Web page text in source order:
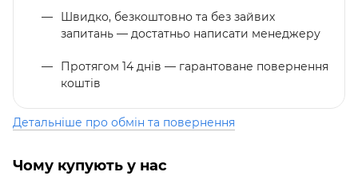
Швидко, безкоштовно та без зайвих
запитань — достатньо написати менеджеру
Протягом 14 днів — гарантоване повернення
коштів
Детальніше про обмін та повернення
Чому купують у нас